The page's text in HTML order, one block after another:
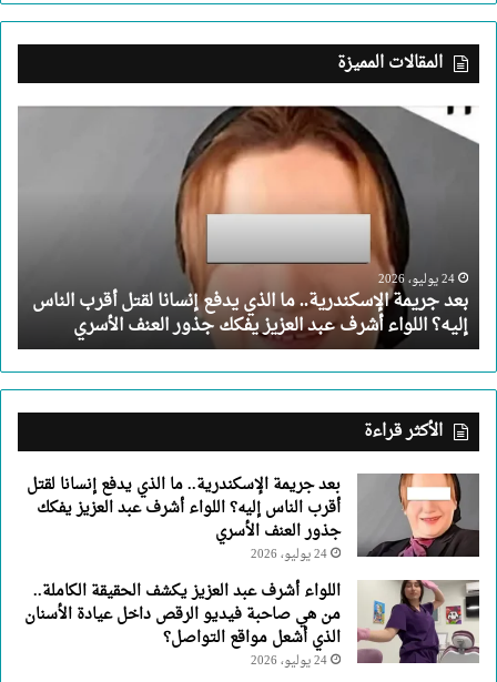
المقالات المميزة
بعد
جريمة
لقتل
أقرب
الناس
إليه؟
اللواء
أشرف
عبد
العزيز
جذور
العنف
الأسري
24 يوليو، 2026
بعد جريمة الإسكندرية.. ما الذي يدفع إنسانا لقتل أقرب الناس
إليه؟ اللواء أشرف عبد العزيز يفكك جذور العنف الأسري
الأكثر قراءة
بعد جريمة الإسكندرية.. ما الذي يدفع إنسانا لقتل
أقرب الناس إليه؟ اللواء أشرف عبد العزيز يفكك
جذور العنف الأسري
24 يوليو، 2026
اللواء أشرف عبد العزيز يكشف الحقيقة الكاملة..
من هي صاحبة فيديو الرقص داخل عيادة الأسنان
الذي أشعل مواقع التواصل؟
24 يوليو، 2026